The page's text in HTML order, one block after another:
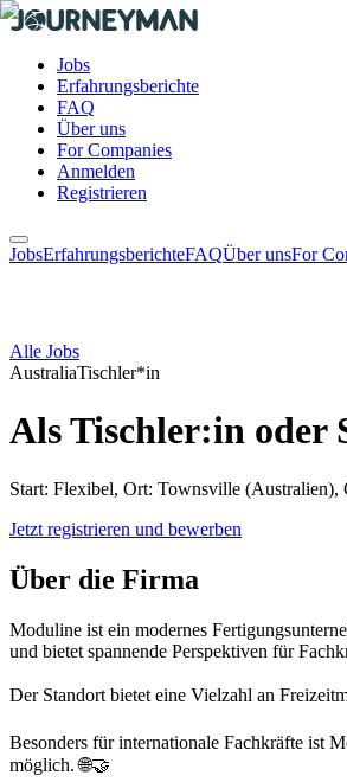
Jobs
Erfahrungsberichte
FAQ
Über uns
For Companies
Anmelden
Registrieren
JobsErfahrungsberichteFAQÜber unsFor
Alle Jobs
AustraliaTischler*in
Als Tischler:in oder
Start: Flexibel, Ort: Townsville
Jetzt registrieren und bewerben
Über die Firma
Moduline ist ein modernes
und bietet spannende Perspektiven für
Der Standort bietet eine Vielzahl an
Besonders für internationale Fachkräfte ist
möglich. 🌐🤝